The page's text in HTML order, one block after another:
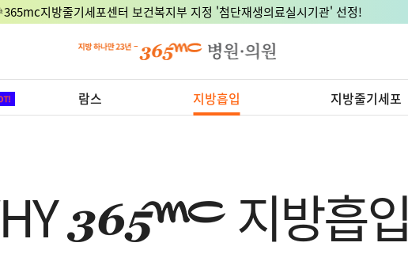
지방줄기세포센터 보건복지부 지정 '첨단재생의료실시기관' 선정!
람스 지방흡입 지방줄기세포
지방흡입